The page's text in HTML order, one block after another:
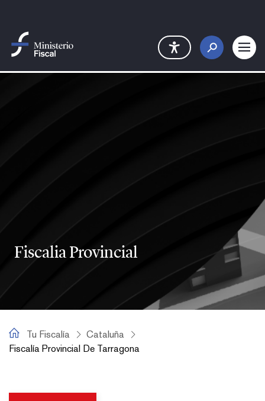
Fiscalia Provincial
Tu Fiscalía
Tu Fiscalía
Cataluña
Fiscalía Provincial De Tarragona